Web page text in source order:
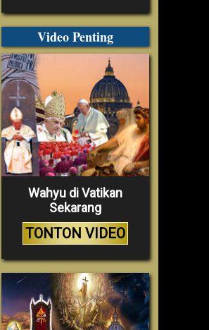
Video Penting
Wahyu di Vatikan
Sekarang
TONTON VIDEO